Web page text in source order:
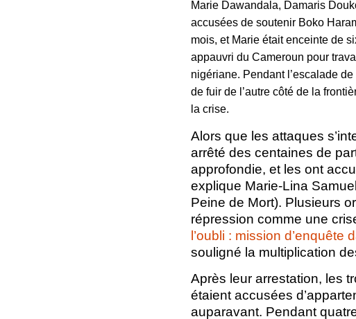
Marie Dawandala, Damaris
accusées de soutenir Boko
mois, et Marie était enceinte de
appauvri du Cameroun pour
nigériane. Pendant l’escalade
de fuir de l’autre côté de la
la crise.
Alors que les attaques
arrêté des centaines de
approfondie, et les ont
explique Marie-Lina
Peine de Mort). Plusieurs
répression comme une
l’oubli : mission
souligné la multiplication
Après leur arrestation, les
étaient accusées
auparavant. Pendant